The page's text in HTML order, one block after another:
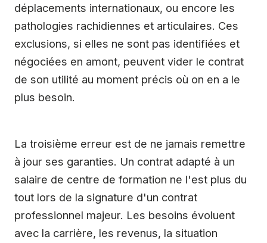
déplacements internationaux, ou encore les
pathologies rachidiennes et articulaires. Ces
exclusions, si elles ne sont pas identifiées et
négociées en amont, peuvent vider le contrat
de son utilité au moment précis où on en a le
plus besoin.
La troisième erreur est de ne jamais remettre
à jour ses garanties. Un contrat adapté à un
salaire de centre de formation ne l'est plus du
tout lors de la signature d'un contrat
professionnel majeur. Les besoins évoluent
avec la carrière, les revenus, la situation